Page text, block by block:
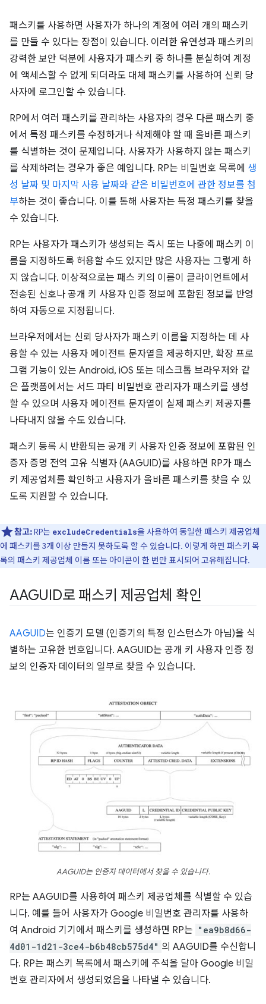
패스키를 사용하면 사용자가 하나의 계정에 여러 개의 패스키
를 만들 수 있다는 장점이 있습니다. 이러한 유연성과 패스키의
강력한 보안 덕분에 사용자가 패스키 중 하나를 분실하여 계정
에 액세스할 수 없게 되더라도 대체 패스키를 사용하여 신뢰 당
사자에 로그인할 수 있습니다.
RP에서 여러 패스키를 관리하는 사용자의 경우 다른 패스키 중
에서 특정 패스키를 수정하거나 삭제해야 할 때 올바른 패스키
를 식별하는 것이 문제입니다. 사용자가 사용하지 않는 패스키
를 삭제하려는 경우가 좋은 예입니다. RP는 비밀번호 목록에 생
성 날짜 및 마지막 사용 날짜와 같은 비밀번호에 관한 정보를 첨
부하는 것이 좋습니다. 이를 통해 사용자는 특정 패스키를 찾을
수 있습니다.
RP는 사용자가 패스키가 생성되는 즉시 또는 나중에 패스키 이
름을 지정하도록 허용할 수도 있지만 많은 사용자는 그렇게 하
지 않습니다. 이상적으로는 패스 키의 이름이 클라이언트에서
전송된 신호나 공개 키 사용자 인증 정보에 포함된 정보를 반영
하여 자동으로 지정됩니다.
브라우저에서는 신뢰 당사자가 패스키 이름을 지정하는 데 사
용할 수 있는 사용자 에이전트 문자열을 제공하지만, 확장 프로
그램 기능이 있는 Android, iOS 또는 데스크톱 브라우저와 같
은 플랫폼에서는 서드 파티 비밀번호 관리자가 패스키를 생성
할 수 있으며 사용자 에이전트 문자열이 실제 패스키 제공자를
나타내지 않을 수도 있습니다.
패스키 등록 시 반환되는 공개 키 사용자 인증 정보에 포함된 인
증자 증명 전역 고유 식별자 (AAGUID)를 사용하면 RP가 패스
키 제공업체를 확인하고 사용자가 올바른 패스키를 찾을 수 있
도록 지원할 수 있습니다.
참고:RP는 excludeCredentials을 사용하여 동일한 패스키 제공업체
에 패스키를 3개 이상 만들지 못하도록 할 수 있습니다. 이렇게 하면 패스키 목
록의 패스키 제공업체 이름 또는 아이콘이 한 번만 표시되어 고유해집니다.
AAGUID로 패스키 제공업체 확인
AAGUID는 인증기 모델 (인증기의 특정 인스턴스가 아님)을 식
별하는 고유한 번호입니다. AAGUID는 공개 키 사용자 인증 정
보의 인증자 데이터의 일부로 찾을 수 있습니다.
AAGUID는 인증자 데이터에서 찾을 수 있습니다.
RP는 AAGUID를 사용하여 패스키 제공업체를 식별할 수 있습
니다. 예를 들어 사용자가 Google 비밀번호 관리자를 사용하
여 Android 기기에서 패스키를 생성하면 RP는 "ea9b8d66-
4d01-1d21-3ce4-b6b48cb575d4" 의 AAGUID를 수신합니
다. RP는 패스키 목록에서 패스키에 주석을 달아 Google 비밀
번호 관리자에서 생성되었음을 나타낼 수 있습니다.